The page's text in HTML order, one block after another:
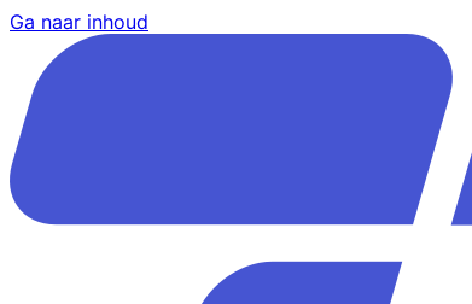
Ga naar inhoud